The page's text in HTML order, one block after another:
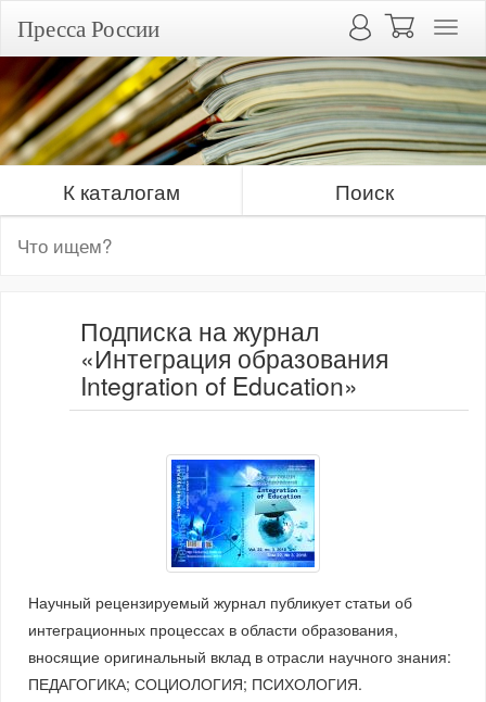
Пресса России
К каталогам Поиск
Подписка на журнал
«Интеграция образования
Integration of Education»
Научный рецензируемый журнал публикует статьи об
интеграционных процессах в области образования,
вносящие оригинальный вклад в отрасли научного знания:
ПЕДАГОГИКА; СОЦИОЛОГИЯ; ПСИХОЛОГИЯ.